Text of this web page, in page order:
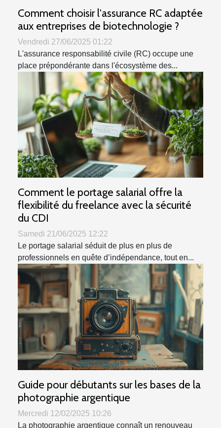
Comment choisir l'assurance RC adaptée
aux entreprises de biotechnologie ?
Vendredi 27/06/2025 01:22
L'assurance responsabilité civile (RC) occupe une
place prépondérante dans l'écosystème des...
Comment le portage salarial offre la
flexibilité du freelance avec la sécurité
du CDI
Samedi 21/06/2025 12:22
Le portage salarial séduit de plus en plus de
professionnels en quête d’indépendance, tout en...
Guide pour débutants sur les bases de la
photographie argentique
Mercredi 12/02/2025 10:26
La photographie argentique connaît un renouveau